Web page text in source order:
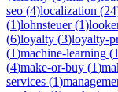
seo (4)localization (24
(1)lohnsteuer(1)
(6)loyalty (3)loyalty-
(1)machine-learning (
(4)make-or-buy (1)
services (1)